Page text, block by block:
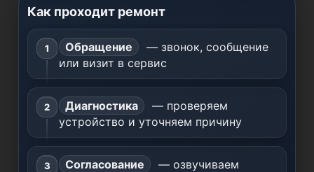
Как проходит ремонт
Обращение
— звонок, сообщение
или визит в сервис
Диагностика
— проверяем
устройство и уточняем причину
Согласование
— озвучиваем